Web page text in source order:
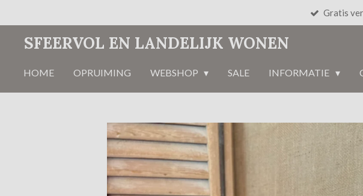
hoofdinhoud
Gratis
SFEERVOL EN LANDELIJK WONEN
HOME OPRUIMING WEBSHOP SALE INFORMATIE